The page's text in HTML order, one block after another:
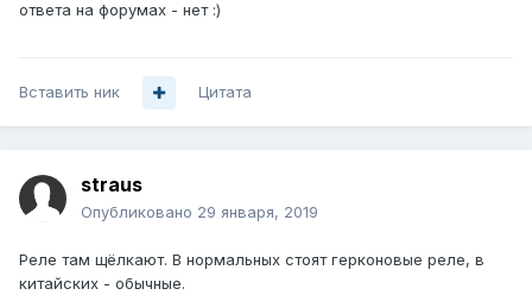
ответа на форумах - нет :)
Вставить ник Цитата
straus
Опубликовано 29 января, 2019
Реле там щёлкают. В нормальных стоят герконовые реле, в
китайских - обычные.